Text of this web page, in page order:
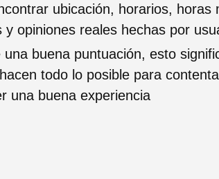
ubicación, horarios, horas
opiniones reales hechas por
una buena puntuación, esto
todo lo posible para
una buena experiencia